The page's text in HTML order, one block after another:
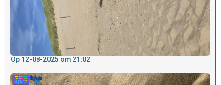
Op 12-08-2025 om 21:02